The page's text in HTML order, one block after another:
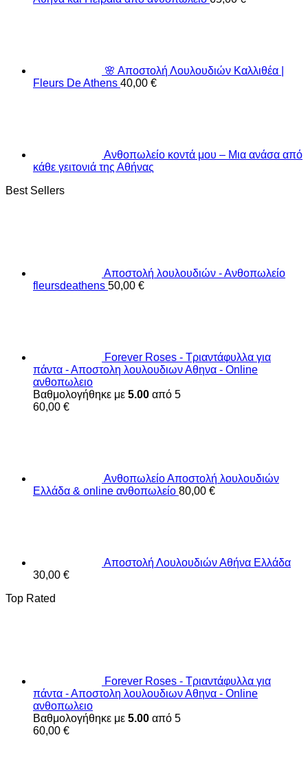
🌸 Αποστολή Λουλουδιών Καλλιθέα |
Fleurs De Athens 40,00 €
Ανθοπωλείο κοντά μου – Μια ανάσα από
κάθε γειτονιά της Αθήνας
Best Sellers
Αποστολή λουλουδιών - Ανθοπωλείο
fleursdeathens 50,00 €
Forever Roses - Τριαντάφυλλα για
πάντα - Αποστολη λουλουδιων Αθηνα - Online
ανθοπωλειο
Βαθμολογήθηκε με 5.00 από 5
60,00 €
Ανθοπωλείο Αποστολή λουλουδιών
Ελλάδα & online ανθοπωλείο 80,00 €
Αποστολή Λουλουδιών Αθήνα Ελλάδα
30,00 €
Top Rated
Forever Roses - Τριαντάφυλλα για
πάντα - Αποστολη λουλουδιων Αθηνα - Online
ανθοπωλειο
Βαθμολογήθηκε με 5.00 από 5
60,00 €